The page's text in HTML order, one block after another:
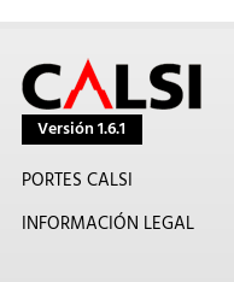
Versión 1.6.1
PORTES CALSI
INFORMACIÓN LEGAL